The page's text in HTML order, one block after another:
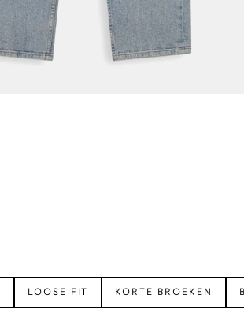
LOOSE FIT KORTE BROEKEN